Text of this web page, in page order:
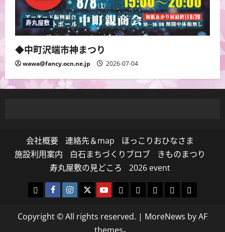
寿丸屋敷
◆中町沢端市神まつり
wawa@fancy.ocn.ne.jp 2026-07-04
会社概要 連絡先＆map
ほっこりおひなさま
施設利用案内
白石まちづくりブロブ
きものまつり
寿丸屋敷の見どころ
2026 event
白
ま
Facebook
石
Instagram
丸
Twitter
丸
Youtube
寿
屋
白
和
Eventsyuuriyou
2026
Copyright © All rights reserved. | MoreNews by AF